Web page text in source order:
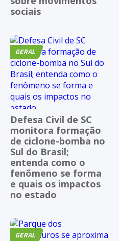
sociais
GERAL
Defesa Civil de SC
monitora formação
de ciclone-bomba no
Sul do Brasil;
entenda como o
fenômeno se forma
e quais os impactos
no estado
GERAL